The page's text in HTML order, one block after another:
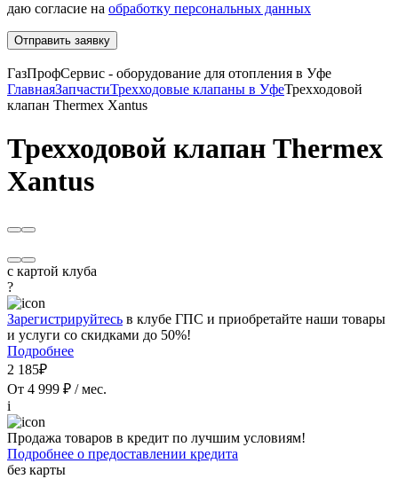
даю согласие на обработку персональных данных
Отправить заявку
ГазПрофСервис - оборудование для отопления в Уфе
ГлавнаяЗапчастиТрехходовые клапаны в УфеТрехходовой
клапан Thermex Xantus
Трехходовой клапан Thermex
Xantus
с картой клуба
?
Зарегистрируйтесь в клубе ГПС и приобретайте наши товары
и услуги со скидками до 50%!
Подробнее
2 185₽
От 4 999 ₽ / мес.
i
Продажа товаров в кредит по лучшим условиям!
Подробнее о предоставлении кредита
без карты